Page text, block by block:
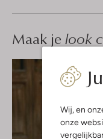
Wij, en
onze
Maak je look